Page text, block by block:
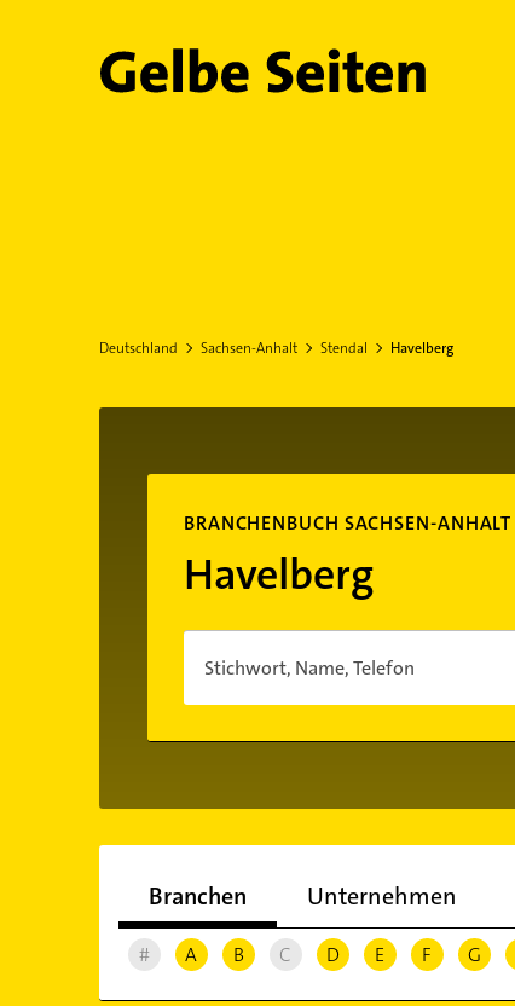
Gelbe Seiten
Deutschland Sachsen-Anhalt Stendal Havelberg
BRANCHENBUCH SACHSEN-ANHALT
Havelberg
Stichwort, Name, Telefon
Branchen Unternehmen
# A B C D E F G